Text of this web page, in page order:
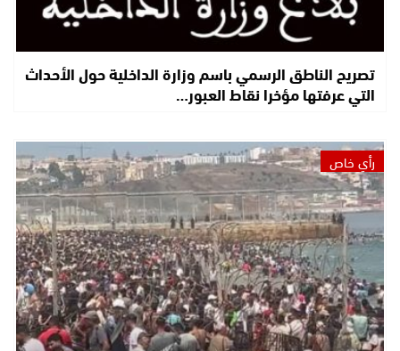
تصريح الناطق الرسمي باسم وزارة الداخلية حول الأحداث
التي عرفتها مؤخرا نقاط العبور…
رأي خاص